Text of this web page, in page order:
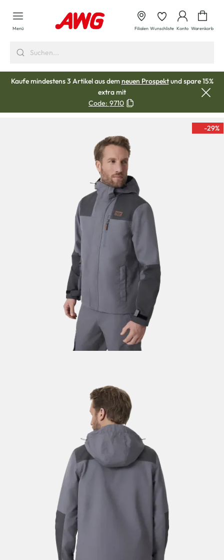
springen
Menü Filialen Wunschliste Konto Warenkorb
Kaufe mindestens 3 Artikel aus demneuen Prospektund spare 15%
extra mit
Code: 9710
-29%